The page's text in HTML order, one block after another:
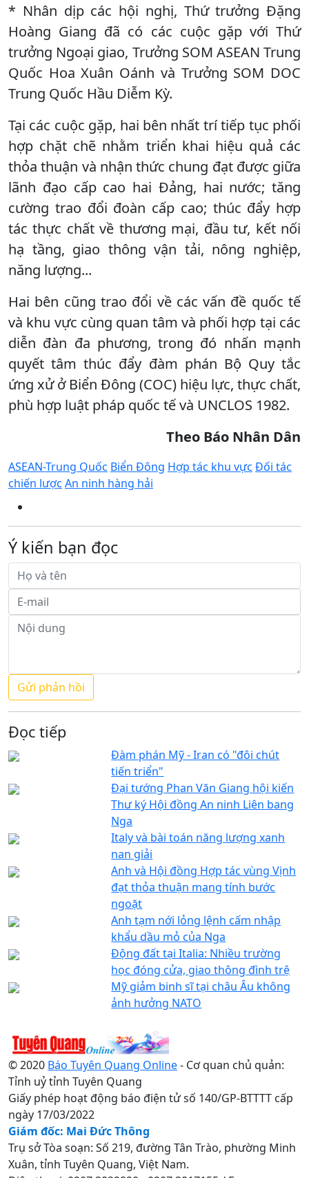
* Nhân dịp các hội nghị, Thứ trưởng Đặng
Hoàng Giang đã có các cuộc gặp với Thứ
trưởng Ngoại giao, Trưởng SOM ASEAN Trung
Quốc Hoa Xuân Oánh và Trưởng SOM DOC
Trung Quốc Hầu Diễm Kỳ.
Tại các cuộc gặp, hai bên nhất trí tiếp tục phối
hợp chặt chẽ nhằm triển khai hiệu quả các
thỏa thuận và nhận thức chung đạt được giữa
lãnh đạo cấp cao hai Đảng, hai nước; tăng
cường trao đổi đoàn cấp cao; thúc đẩy hợp
tác thực chất về thương mại, đầu tư, kết nối
hạ tầng, giao thông vận tải, nông nghiệp,
năng lượng...
Hai bên cũng trao đổi về các vấn đề quốc tế
và khu vực cùng quan tâm và phối hợp tại các
diễn đàn đa phương, trong đó nhấn mạnh
quyết tâm thúc đẩy đàm phán Bộ Quy tắc
ứng xử ở Biển Đông (COC) hiệu lực, thực chất,
phù hợp luật pháp quốc tế và UNCLOS 1982.
Theo Báo Nhân Dân
ASEAN-Trung Quốc Biển Đông Hợp tác khu vực Đối tác
chiến lược An ninh hàng hải
Ý kiến bạn đọc
Đọc tiếp
Đàm phán Mỹ - Iran có "đôi chút
tiến triển"
Đại tướng Phan Văn Giang hội kiến
Thư ký Hội đồng An ninh Liên bang
Nga
Italy và bài toán năng lượng xanh
nan giải
Anh và Hội đồng Hợp tác vùng Vịnh
đạt thỏa thuận mang tính bước
ngoặt
Anh tạm nới lỏng lệnh cấm nhập
khẩu dầu mỏ của Nga
Động đất tại Italia: Nhiều trường
học đóng cửa, giao thông đình trệ
Mỹ giảm binh sĩ tại châu Âu không
ảnh hưởng NATO
© 2020 Báo Tuyên Quang Online- Cơ quan chủ quản:
Tỉnh uỷ tỉnh Tuyên Quang
Giấy phép hoạt động báo điện tử số 140/GP-BTTTT cấp
ngày 17/03/2022
Giám đốc: Mai Đức Thông
Trụ sở Tòa soạn: Số 219, đường Tân Trào, phường Minh
Xuân, tỉnh Tuyên Quang, Việt Nam.